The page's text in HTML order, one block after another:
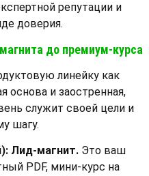
репутации и
доверия.
до премиум-курса
линейку как
основа и заостренная,
служит своей цели и
шагу.
Лид-магнит. Это ваш
PDF, мини-курс на